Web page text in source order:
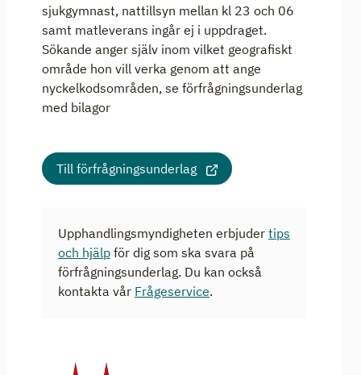
sjukgymnast, nattillsyn mellan kl 23 och 06
samt matleverans ingår ej i uppdraget.
Sökande anger själv inom vilket geografiskt
område hon vill verka genom att ange
nyckelkodsområden, se förfrågningsunderlag
med bilagor
Till förfrågningsunderlag
Upphandlingsmyndigheten erbjuder tips
och hjälp för dig som ska svara på
förfrågningsunderlag. Du kan också
kontakta vår Frågeservice.